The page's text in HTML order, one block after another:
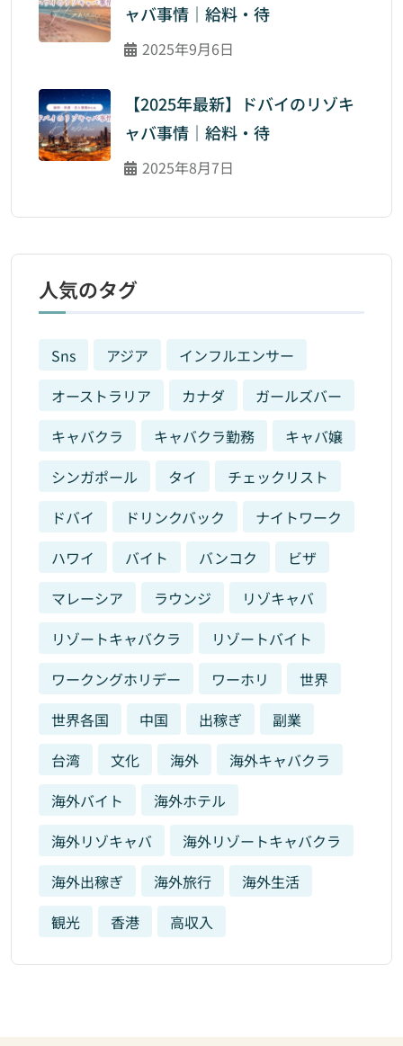
ャバ事情｜給料・待
2025年9月6日
【2025年最新】ドバイのリゾキ
ャバ事情｜給料・待
2025年8月7日
人気のタグ
Sns アジア
インフルエンサー
オーストラリア
カナダ
ガールズバー
キャバクラ
キャバクラ勤務
キャバ嬢
シンガポール
タイ
チェックリスト
ドバイ
ドリンクバック
ナイトワーク
ハワイ
バイト バンコク
ビザ
マレーシア
ラウンジ
リゾキャバ
リゾートキャバクラ
リゾートバイト
ワークングホリデー
ワーホリ
世界
世界各国
中国 出稼ぎ
副業
台湾
文化 海外
海外キャバクラ
海外バイト
海外ホテル
海外リゾキャバ
海外リゾートキャバクラ
海外出稼ぎ
海外旅行
海外生活
観光
香港 高収入